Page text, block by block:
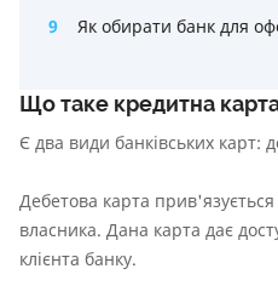
9
Як обирати банк для
Що таке кредитна
Є два види банківських карт:
Дебетова карта прив'язується
власника. Дана карта дає
клієнта банку.